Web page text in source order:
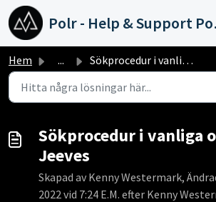
Hoppa över till huvudinnehåll
Hem ... Sökprocedur i vanliga objekt i Jeeves
Sökprocedur i vanliga
Jeeves
Skapad av Kenny Westermark,
2022 vid 7:24 E.M. efter Kenny